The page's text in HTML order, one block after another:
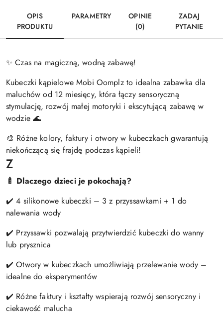
OPIS
PRODUKTU
PARAMETRY
OPINIE
(0)
ZADAJ
PYTANIE
✨ Czas na magiczną, wodną zabawę!
Kubeczki kąpielowe Mobi Oomplz to idealna zabawka dla
maluchów od 12 miesięcy, która łączy sensoryczną
stymulację, rozwój małej motoryki i ekscytującą zabawę w
wodzie 🌊
🎨 Różne kolory, faktury i otwory w kubeczkach gwarantują
niekończącą się frajdę podczas kąpieli!
Z
🍼 Dlaczego dzieci je pokochają?
✔️ 4 silikonowe kubeczki – 3 z przyssawkami + 1 do
nalewania wody
✔️ Przyssawki pozwalają przytwierdzić kubeczki do wanny
lub prysznica
✔️ Otwory w kubeczkach umożliwiają przelewanie wody –
idealne do eksperymentów
✔️ Różne faktury i kształty wspierają rozwój sensoryczny i
ciekawość malucha